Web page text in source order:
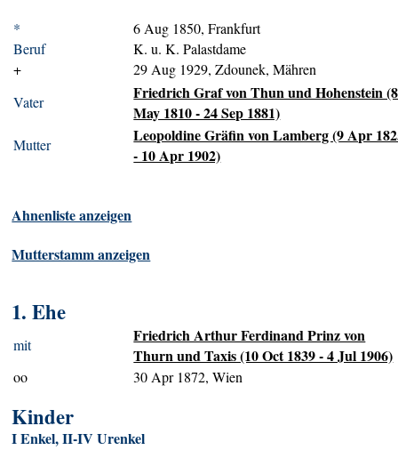
*
6 Aug 1850, Frankfurt
Beruf
K. u. K. Palastdame
+
29 Aug 1929, Zdounek, Mähren
Vater
Friedrich Graf von Thun und Hohenstein (8
May 1810 - 24 Sep 1881)
Mutter
Leopoldine Gräfin von Lamberg (9 Apr
- 10 Apr 1902)
Ahnenliste anzeigen
Mutterstamm anzeigen
1. Ehe
mit
Friedrich Arthur Ferdinand Prinz von
Thurn und Taxis (10 Oct 1839 - 4 Jul 1906)
oo 30 Apr 1872, Wien
Kinder
I Enkel, II-IV Urenkel